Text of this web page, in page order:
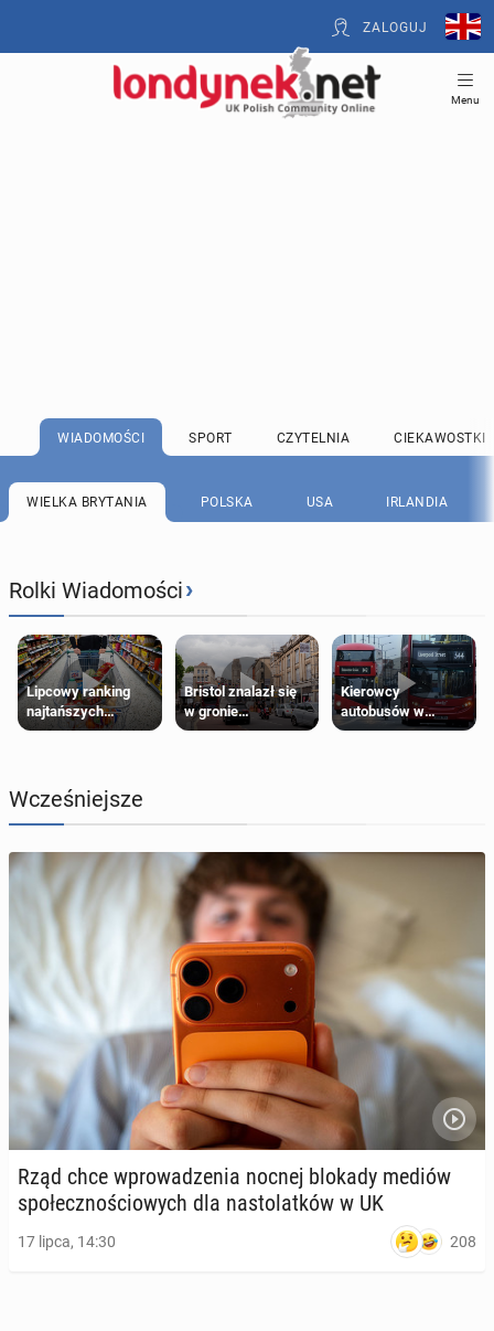
ZALOGUJ
Menu
WIADOMOŚCI SPORT CZYTELNIA CIEKAWOSTKI
WIELKA BRYTANIA POLSKA USA IRLANDIA
Rolki Wiadomości›
Lipcowy ranking
najtańszych
supermarketów
Bristol znalazł się
w gronie
najlepszych
Kierowcy
autobusów w
Londynie
Wcześniejsze
Rząd chce wpro­wa­dze­nia nocnej blokady mediów
spo­łecz­no­ścio­wych dla na­sto­lat­ków w UK
17 lipca, 14:30 208